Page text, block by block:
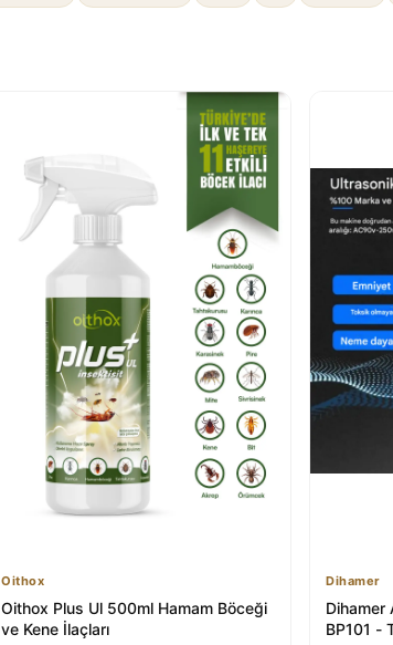
Oithox
Oithox Plus Ul 500ml Hamam Böceği
ve Kene İlaçları
Dihamer
Dihamer
BP101 -